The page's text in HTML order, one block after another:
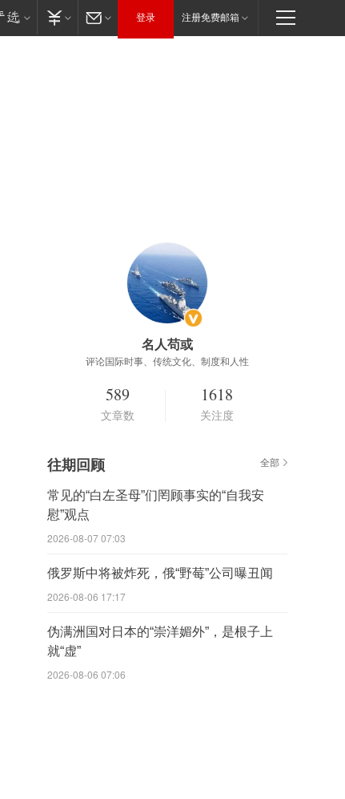
登录 注册免费邮箱
名人苟或
评论国际时事、传统文化、制度和人性
589
文章数
1618
关注度
往期回顾 全部
常见的“白左圣母”们罔顾事实的“自我安
慰”观点
2026-08-07 07:03
俄罗斯中将被炸死，俄“野莓”公司曝丑闻
2026-08-06 17:17
伪满洲国对日本的“崇洋媚外”，是根子上
就“虚”
2026-08-06 07:06